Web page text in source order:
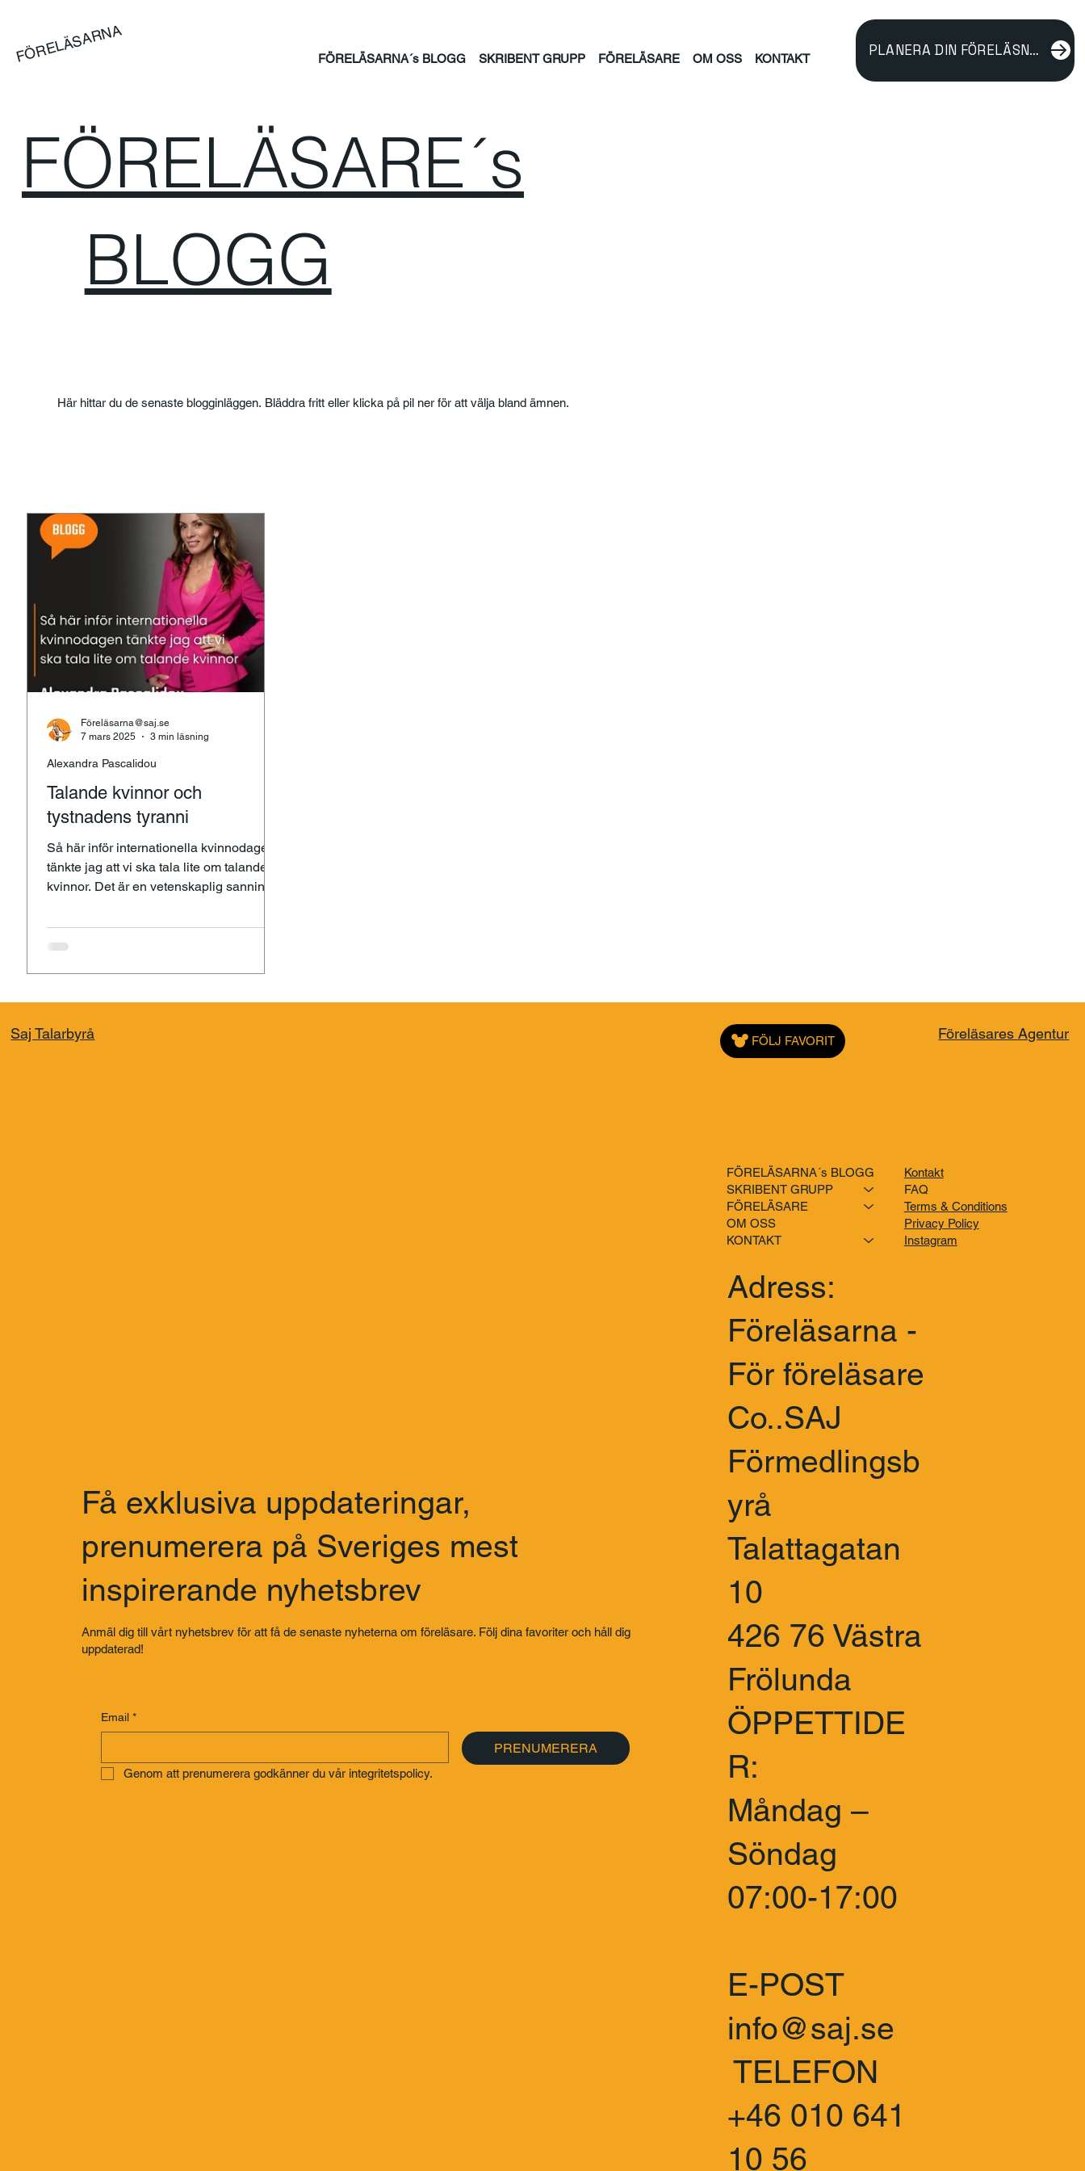
FÖRELÄSARNA FÖRELÄSARNA´s BLOGG SKRIBENT GRUPP FÖRELÄSARE OM OSS KONTAKT PLANERA DIN FÖRELÄSNING
FÖRELÄSARE´s
BLOGG
Här hittar du de senaste blogginläggen. Bläddra fritt eller klicka på pil ner för att välja bland ämnen.
Talande kvinnor och
tystnadens tyranni
Så här inför internationella kvinnodagen
tänkte jag att vi ska tala lite om talande
kvinnor. Det är en vetenskaplig sanning
Alexandra Pascalidou
Föreläsarna@saj.se
7 mars 2025
3 min läsning
Saj Talarbyrå Föreläsares Agentur
FÖLJ FAVORIT
Få exklusiva uppdateringar,
prenumerera på Sveriges mest
inspirerande nyhetsbrev
Anmäl dig till vårt nyhetsbrev för att få de senaste nyheterna om föreläsare. Följ dina favoriter och håll dig
uppdaterad!
Email *
PRENUMERERA
Genom att prenumerera godkänner du vår integritetspolicy.
FÖRELÄSARNA´s BLOGG
SKRIBENT GRUPP
FÖRELÄSARE
OM OSS
KONTAKT
Adress:
Föreläsarna -
För föreläsare
Co..SAJ
Förmedlingsb
yrå
Talattagatan
10
426 76 Västra
Frölunda
ÖPPETTIDE
R:
Måndag –
Söndag
07:00-17:00
E-POST
info@saj.se
TELEFON
+46 010 641
10 56
Kontakt
FAQ
Terms & Conditions
Privacy Policy
Instagram